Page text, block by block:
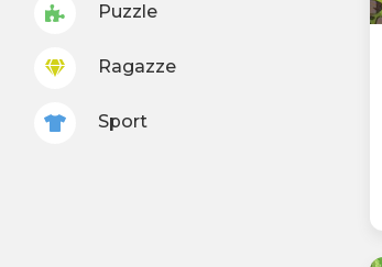
Puzzle
Ragazze
Sport